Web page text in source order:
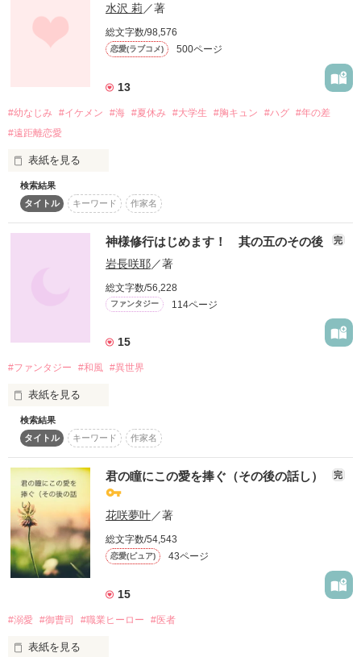
全て 完結
コンテスト
超短編で謎をしかけろ！100文字ミステリーコンテスト
復刻！夏の野いちごビギナーズ応援コンテスト～中・長編チ
ャレンジ！～
500文字の不気味なテスト、募集中。
200文字でゾッ！こわい短編コンテスト
スターツ出版小説投稿サイト合同企画「1話からの長編大
賞」野いちご！会場
代表取締役社長
堀井　翔（ホリイ　カケル）（30歳）
ついに2人は入籍をしたその後のエピソード。
夫婦になってもまだまだ、難ありの2人の生活。
一緒に居るだけじゃ守れない。
夫婦の在り方とは、家族とは何か？
悩みながら、助け合いながらいろいろな困難を乗り越えて、ま
た一つ強い絆で結ばれます。
♪レビューありがとうございます♪
⭐︎スズママ様
水沢 莉 ／著
総文字数/98,576
恋愛(ラブコメ) 500ページ
13
#幼なじみ #イケメン #海 #夏休み #大学生 #胸キュン #ハグ #年の差
#遠距離恋愛
表紙を見る
もっと触れたい
もっとキスしたい
「たぶんオレも…お前と同じ気持ち」
初めては全部
幼なじみなｶﾃｷｮから、
恋人になってくれたあなたと。
「教えて？　いろんなこと…もっと」
「じゃあ…いただこうか」
検索結果
タイトル
キーワード 作家名
神様修行はじめます！ 其の五のその後 完
岩長咲耶／著
総文字数/56,228
ファンタジー 114ページ
15
#ファンタジー #和風 #異世界
表紙を見る
タイトル通り、其の五のその後のストーリーです。
しま子が、あれからどうなったのかを書きました。
よろしければお読みください！
また『神様修行』シリーズの世界が書けて楽しかったです！
kuman­­-30 さま
検索結果
タイトル
キーワード 作家名
君の瞳にこの愛を捧ぐ（その後の話し） 完
花咲夢叶／著
総文字数/54,543
恋愛(ピュア) 43ページ
15
#溺愛 #御曹司 #職業ヒーロー #医者
表紙を見る